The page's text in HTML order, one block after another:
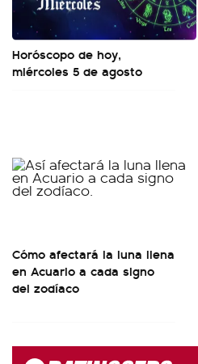
Horóscopo de hoy,
miércoles 5 de agosto
Cómo afectará la luna llena
en Acuario a cada signo
del zodíaco